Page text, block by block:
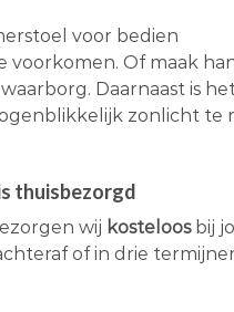
voor bedien
voorkomen. Of maak
Daarnaast is
zonlicht te
thuisbezorgd
wij kosteloosbij
of in drie